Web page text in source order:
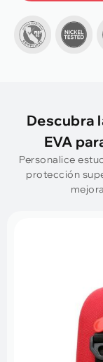
Descubra
EVA
Personalice
protección